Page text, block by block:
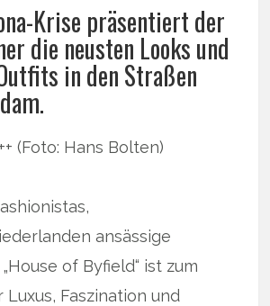
Krise präsentiert der
die neusten Looks und
in den Straßen
(Foto: Hans Bolten)
ansässige
of Byfield“ ist zum
Luxus, Faszination und